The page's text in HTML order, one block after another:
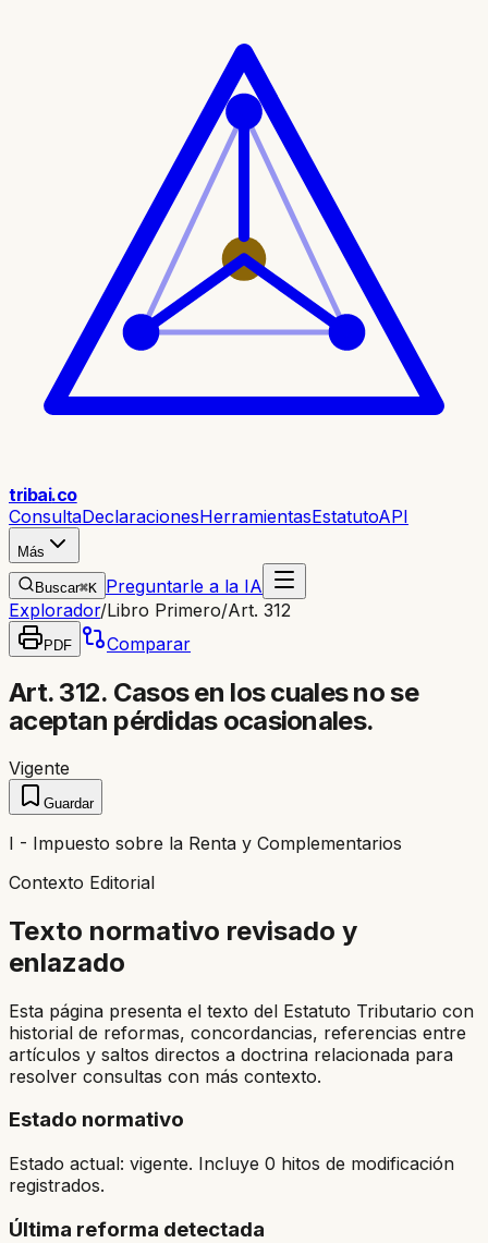
tribai.co
ConsultaDeclaracionesHerramientasEstatutoAPI
Más
Buscar⌘K Preguntarle a la IA
Explorador/Libro Primero/Art. 312
PDF Comparar
Art. 312. Casos en los cuales no se
aceptan pérdidas ocasionales.
Vigente
Guardar
I - Impuesto sobre la Renta y Complementarios
Contexto Editorial
Texto normativo revisado y
enlazado
Esta página presenta el texto del Estatuto Tributario con
historial de reformas, concordancias, referencias entre
artículos y saltos directos a doctrina relacionada para
resolver consultas con más contexto.
Estado normativo
Estado actual: vigente. Incluye 0 hitos de modificación
registrados.
Última reforma detectada